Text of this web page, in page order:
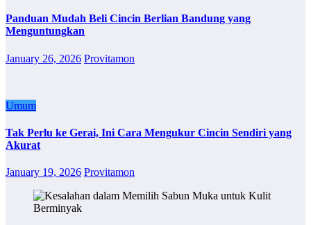
Panduan Mudah Beli Cincin Berlian Bandung yang
Menguntungkan
January 26, 2026 Provitamon
Umum
Tak Perlu ke Gerai, Ini Cara Mengukur Cincin Sendiri yang
Akurat
January 19, 2026 Provitamon